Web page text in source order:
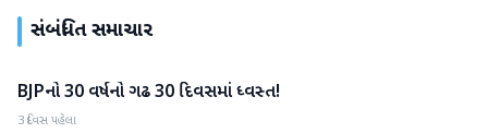
સંબંધિત સમાચાર
રાષ્ટ્રીય
BJPનો 30 વર્ષનો ગઢ 30 દિવસમાં ધ્વસ્ત!
3 દિવસ પહેલા